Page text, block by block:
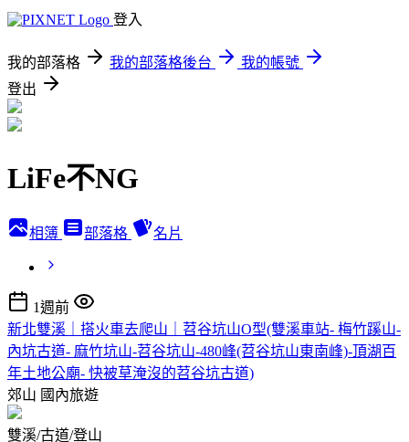
登入
我的部落格 我的部落格後台
我的帳號
登出
LiFe不NG
相簿 部落格 名片
1週前
新北雙溪｜搭火車去爬山｜苕谷坑山O型(雙溪車站- 梅竹蹊山-
內坑古道- 麻竹坑山-苕谷坑山-480峰(苕谷坑山東南峰)-頂湖百
年土地公廟- 快被草淹沒的苕谷坑古道)
郊山 國內旅遊
雙溪/古道/登山